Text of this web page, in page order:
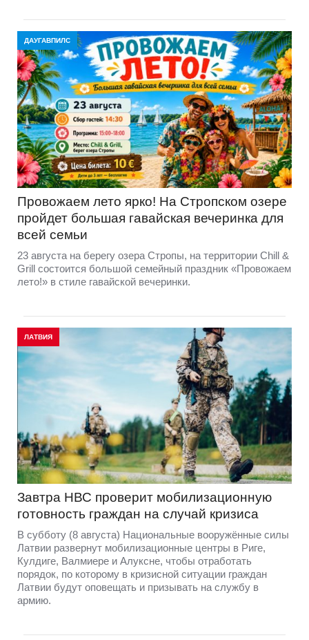
ДАУГАВПИЛС
Провожаем лето ярко! На Стропском озере
пройдет большая гавайская вечеринка для
всей семьи
23 августа на берегу озера Стропы, на территории Chill &
Grill состоится большой семейный праздник «Провожаем
лето!» в стиле гавайской вечеринки.
ЛАТВИЯ
Завтра НВС проверит мобилизационную
готовность граждан на случай кризиса
В субботу (8 августа) Национальные вооружённые силы
Латвии развернут мобилизационные центры в Риге,
Кулдиге, Валмиере и Алуксне, чтобы отработать
порядок, по которому в кризисной ситуации граждан
Латвии будут оповещать и призывать на службу в
армию.